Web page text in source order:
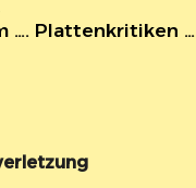
…. Plattenkritiken …